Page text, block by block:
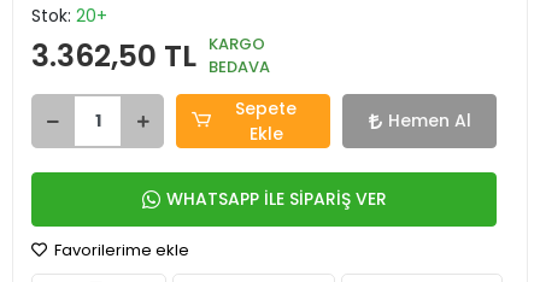
Stok: 20+
3.362,50 TL KARGO
BEDAVA
Sepete
Ekle
Hemen Al
WHATSAPP İLE SİPARİŞ VER
Favorilerime ekle